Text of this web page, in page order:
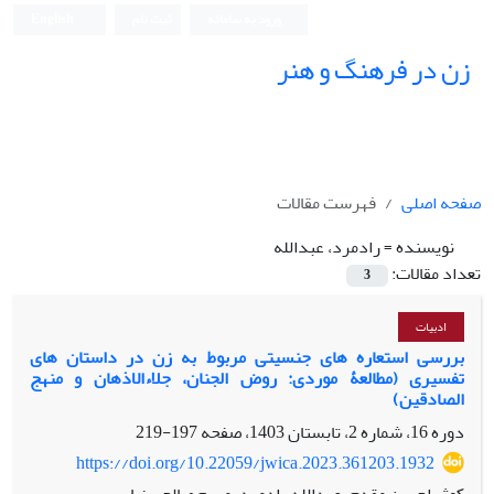
زن در فرهنگ و هنر
صفحه اصلی
فهرست مقالات
نویسنده =رادمرد، عبدالله
تعداد مقالات:
3
ادبیات
بررسی استعاره های جنسیتی مربوط به زن در داستان های
تفسیری (مطالعۀ موردی: روض الجنان، جلاءالاذهان و منهج
الصادقین)
دوره 16، شماره 2، تابستان 1403، صفحه
197-219
https://doi.org/10.22059/jwica.2023.361203.1932